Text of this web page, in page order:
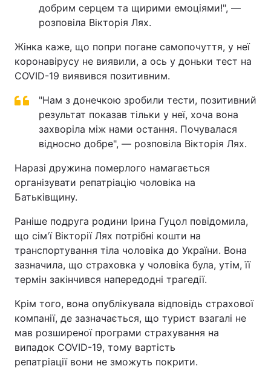
добрим серцем та щирими емоціями!", —
розповіла Вікторія Лях.
Жінка каже, що попри погане самопочуття, у неї
коронавірусу не виявили, а ось у доньки тест на
COVID-19 виявився позитивним.
"Нам з донечкою зробили тести, позитивний
результат показав тільки у неї, хоча вона
захворіла між нами остання. Почувалася
відносно добре", — розповіла Вікторія Лях.
Наразі дружина померлого намагається
організувати репатріацію чоловіка на
Батьківщину.
Раніше подруга родини Ірина Гуцол повідомила,
що сім'ї Вікторії Лях потрібні кошти на
транспортування тіла чоловіка до України. Вона
зазначила, що страховка у чоловіка була, утім, її
термін закінчився напередодні трагедії.
Крім того, вона опублікувала відповідь страхової
компанії, де зазначається, що турист взагалі не
мав розширеної програми страхування на
випадок COVID-19, тому вартість
репатріації вони не зможуть покрити.